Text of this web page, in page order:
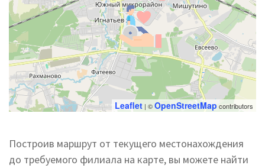
Leaflet | ©OpenStreetMap contributors
Построив маршрут от текущего местонахождения
до требуемого филиала на карте, вы можете найти